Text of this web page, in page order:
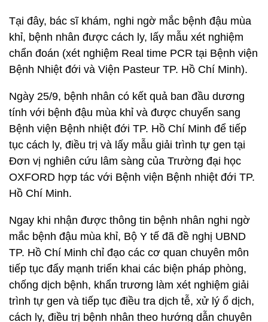
Tại đây, bác sĩ khám, nghi ngờ mắc bệnh đậu mùa
khỉ, bệnh nhân được cách ly, lấy mẫu xét nghiệm
chẩn đoán (xét nghiệm Real time PCR tại Bệnh viện
Bệnh Nhiệt đới và Viện Pasteur TP. Hồ Chí Minh).
Ngày 25/9, bệnh nhân có kết quả ban đầu dương
tính với bệnh đậu mùa khỉ và được chuyển sang
Bệnh viện Bệnh nhiệt đới TP. Hồ Chí Minh để tiếp
tục cách ly, điều trị và lấy mẫu giải trình tự gen tại
Đơn vị nghiên cứu lâm sàng của Trường đại học
OXFORD hợp tác với Bệnh viện Bệnh nhiệt đới TP.
Hồ Chí Minh.
Ngay khi nhận được thông tin bệnh nhân nghi ngờ
mắc bệnh đậu mùa khỉ, Bộ Y tế đã đề nghị UBND
TP. Hồ Chí Minh chỉ đạo các cơ quan chuyên môn
tiếp tục đẩy mạnh triển khai các biện pháp phòng,
chống dịch bệnh, khẩn trương làm xét nghiệm giải
trình tự gen và tiếp tục điều tra dịch tễ, xử lý ổ dịch,
cách ly, điều trị bệnh nhân theo hướng dẫn chuyên